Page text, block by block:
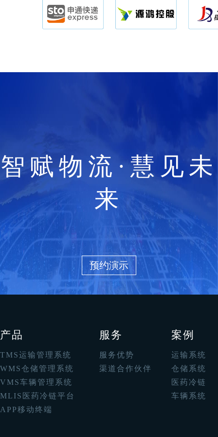
智赋物流·慧见未
来
预约演示
产品
TMS运输管理系统
WMS仓储管理系统
VMS车辆管理系统
MLIS医药冷链平台
APP移动终端
服务
服务优势
渠道合作伙伴
案例
运输系统
仓储系统
医药冷链
车辆系统